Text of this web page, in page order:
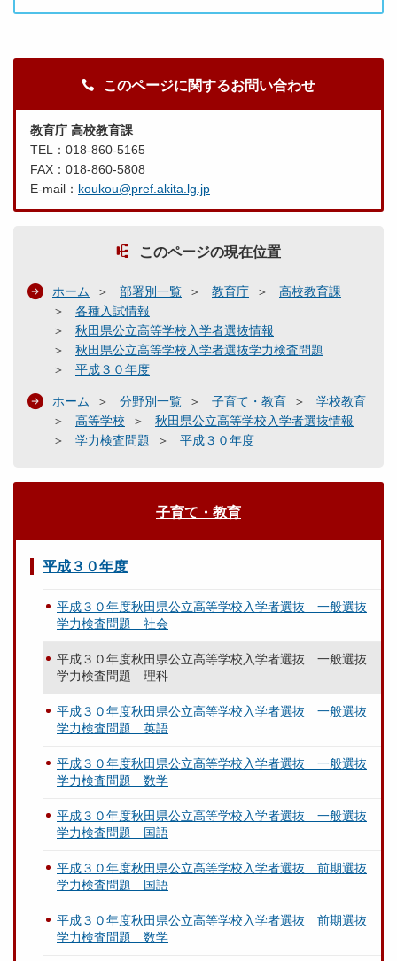
このページに関するお問い合わせ
教育庁 高校教育課
TEL：018-860-5165
FAX：018-860-5808
E-mail： koukou@pref.akita.lg.jp
このページの現在位置
ホーム 部署別一覧 教育庁
高校教育課
各種入試情報
秋田県公立高等学校入学者選抜情報
秋田県公立高等学校入学者選抜学力検査問題
平成３０年度
ホーム 分野別一覧 子育て・教育
学校教育
高等学校
秋田県公立高等学校入学者選抜情報
学力検査問題
平成３０年度
子育て・教育
平成３０年度
平成３０年度秋田県公立高等学校入学者選抜 一般選抜
学力検査問題 社会
平成３０年度秋田県公立高等学校入学者選抜 一般選抜
学力検査問題 理科
平成３０年度秋田県公立高等学校入学者選抜 一般選抜
学力検査問題 英語
平成３０年度秋田県公立高等学校入学者選抜 一般選抜
学力検査問題 数学
平成３０年度秋田県公立高等学校入学者選抜 一般選抜
学力検査問題 国語
平成３０年度秋田県公立高等学校入学者選抜 前期選抜
学力検査問題 国語
平成３０年度秋田県公立高等学校入学者選抜 前期選抜
学力検査問題 数学